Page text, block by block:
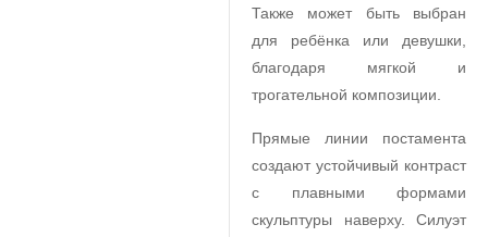
Также может быть выбран
для ребёнка или девушки,
благодаря мягкой и
трогательной композиции.
Прямые линии постамента
создают устойчивый контраст
с плавными формами
скульптуры наверху. Силуэт